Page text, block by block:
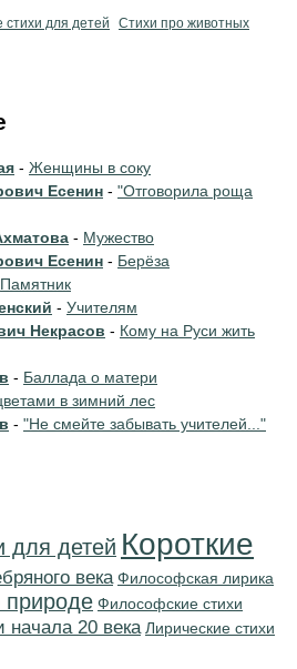
стихи для детей
Стихи про животных
- Женщины в соку
Есенин - "Отговорила роща
- Мужество
Есенин - Берёза
Памятник
- Учителям
Некрасов - Кому на Руси жить
- Баллада о матери
в зимний лес
- "Не смейте забывать учителей..."
для детей Короткие
века Философская лирика
природе Философские стихи
начала 20 века Лирические стихи